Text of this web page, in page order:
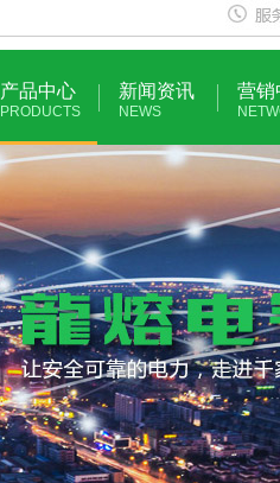
产品中心
PRODUCTS
新闻资讯
NEWS
营销